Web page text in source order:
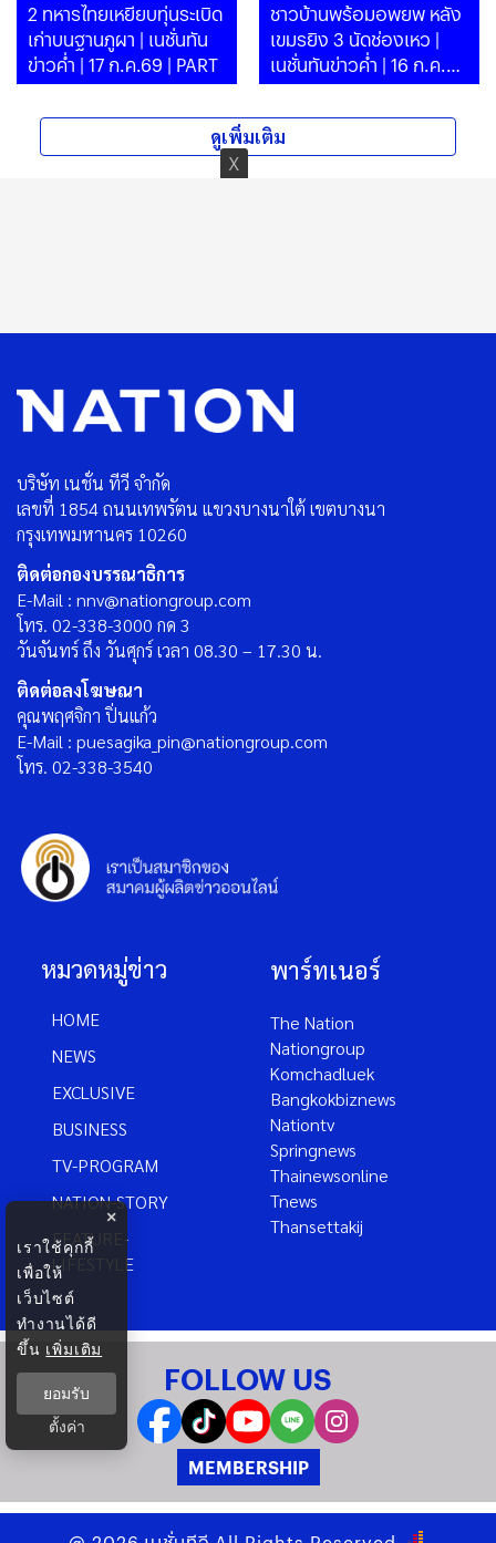
2 ทหารไทยเหยียบทุ่นระเบิด
เก่าบนฐานภูผา | เนชั่นทัน
ข่าวค่ำ | 17 ก.ค.69 | PART
ชาวบ้านพร้อมอพยพ หลัง
เขมรยิง 3 นัดช่องเหว |
เนชั่นทันข่าวค่ำ | 16 ก.ค.69
| PART
ดูเพิ่มเติม
บริษัท เนชั่น ทีวี จำกัด
เลขที่ 1854 ถนนเทพรัตน แขวงบางนาใต้ เขตบางนา
กรุงเทพมหานคร 10260
ติดต่อกองบรรณาธิการ
E-Mail : nnv@nationgroup.com
โทร. 02-338-3000 กด 3
วันจันทร์ ถึง วันศุกร์ เวลา 08.30 – 17.30 น.
ติดต่อลงโฆษณา
คุณพฤศจิกา ปิ่นแก้ว
E-Mail : puesagika_pin@nationgroup.com
โทร. 02-338-3540
หมวดหมู่ข่าว
HOME
NEWS
EXCLUSIVE
BUSINESS
TV-PROGRAM
NATION-STORY
FEATURE-
LIFESTYLE
พาร์ทเนอร์
The Nation
Nationgroup
Komchadluek
Bangkokbiznews
Nationtv
Springnews
Thainewsonline
Tnews
Thansettakij
FOLLOW US
MEMBERSHIP
×
เราใช้คุกกี้
เพื่อให้
เว็บไซต์
ทำงานได้ดี
ขึ้น เพิ่มเติม
ยอมรับ
ตั้งค่า